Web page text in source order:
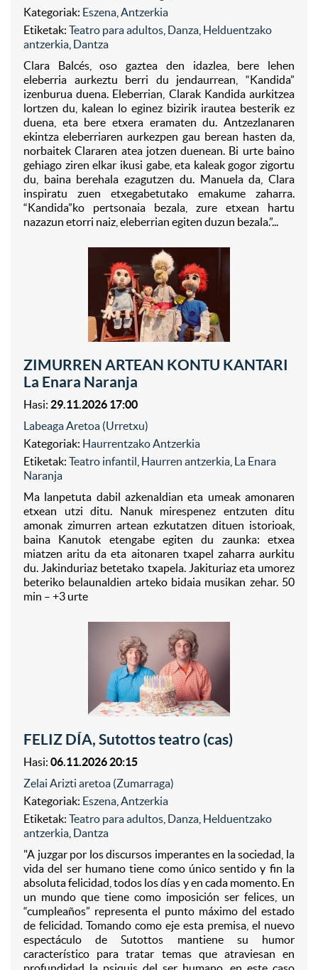
Kategoriak: Eszena Antzerkia
Etiketak: Teatro para adultos Danza Helduentzako
antzerkia Dantza
Clara Balcés, oso gaztea den idazlea, bere lehen
eleberria aurkeztu berri du jendaurrean, “Kandida”
izenburua duena. Eleberrian, Clarak Kandida aurkitzea
lortzen du, kalean lo eginez bizirik irautea besterik ez
duena, eta bere etxera eramaten du. Antzezlanaren
ekintza eleberriaren aurkezpen gau berean hasten da,
norbaitek Clararen atea jotzen duenean. Bi urte baino
gehiago ziren elkar ikusi gabe, eta kaleak gogor zigortu
du, baina berehala ezagutzen du. Manuela da, Clara
inspiratu zuen etxegabetutako emakume zaharra.
“Kandida”ko pertsonaia bezala, zure etxean hartu
nazazun etorri naiz, eleberrian egiten duzun bezala.”...
ZIMURREN ARTEAN KONTU KANTARI
La Enara Naranja
Hasi: 29.11.2026 17:00
Labeaga Aretoa (Urretxu)
Kategoriak: Haurrentzako Antzerkia
Etiketak: Teatro infantil Haurren antzerkia La Enara
Naranja
Ma lanpetuta dabil azkenaldian eta umeak amonaren
etxean utzi ditu. Nanuk mirespenez entzuten ditu
amonak zimurren artean ezkutatzen dituen istorioak,
baina Kanutok etengabe egiten du zaunka: etxea
miatzen aritu da eta aitonaren txapel zaharra aurkitu
du. Jakinduriaz betetako txapela. Jakituriaz eta umorez
beteriko belaunaldien arteko bidaia musikan zehar. 50
min – +3 urte
FELIZ DÍA, Sutottos teatro (cas)
Hasi: 06.11.2026 20:15
Zelai Arizti aretoa (Zumarraga)
Kategoriak: Eszena Antzerkia
Etiketak: Teatro para adultos Danza Helduentzako
antzerkia Dantza
"A juzgar por los discursos imperantes en la sociedad, la
vida del ser humano tiene como único sentido y fin la
absoluta felicidad, todos los días y en cada momento. En
un mundo que tiene como imposición ser felices, un
“cumpleaños” representa el punto máximo del estado
de felicidad. Tomando como eje esta premisa, el nuevo
espectáculo de Sutottos mantiene su humor
característico para tratar temas que atraviesan en